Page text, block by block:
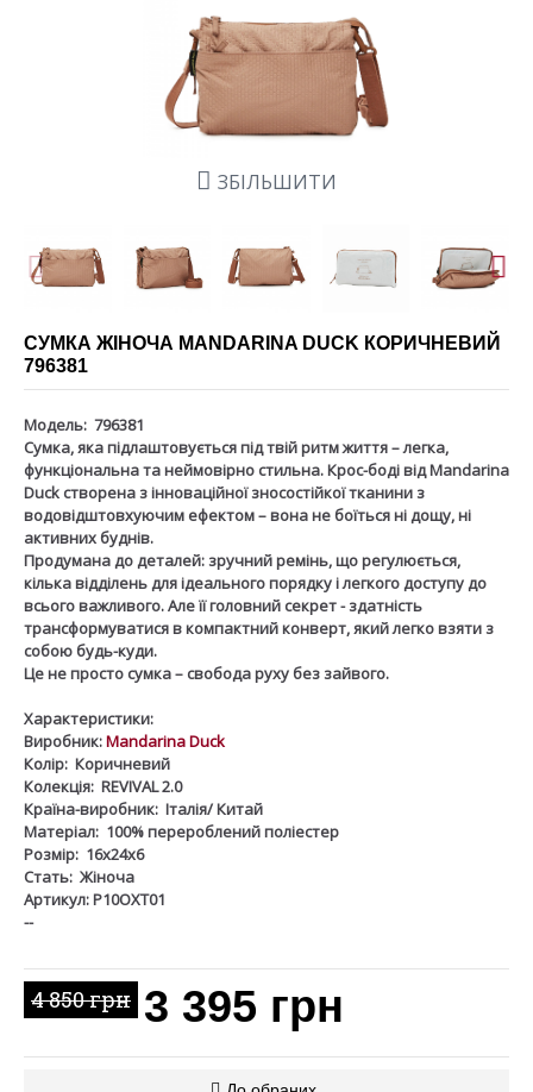
ЗБІЛЬШИТИ
СУМКА ЖІНОЧА MANDARINA DUCK КОРИЧНЕВИЙ
796381
Модель: 796381
Сумка, яка підлаштовується під твій ритм життя – легка,
функціональна та неймовірно стильна. Крос-боді від Mandarina
Duck створена з інноваційної зносостійкої тканини з
водовідштовхуючим ефектом – вона не боїться ні дощу, ні
активних буднів.
Продумана до деталей: зручний ремінь, що регулюється,
кілька відділень для ідеального порядку і легкого доступу до
всього важливого. Але її головний секрет - здатність
трансформуватися в компактний конверт, який легко взяти з
собою будь-куди.
Це не просто сумка – свобода руху без зайвого.
Характеристики:
Виробник:Mandarina Duck
Колір: Коричневий
Колекція: REVIVAL 2.0
Країна-виробник: Італія/ Китай
Матеріал: 100% перероблений поліестер
Розмір: 16х24х6
Стать: Жіноча
Артикул: P10OXT01
--
4 850 грн 3 395 грн